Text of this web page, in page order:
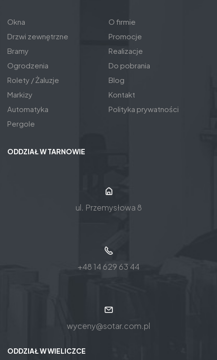
Okna
Drzwi zewnętrzne
Bramy
Ogrodzenia
Rolety / Żaluzje
Markizy
Automatyka
Pergole
O firmie
Promocje
Realizacje
Do pobrania
Blog
Kontakt
Polityka prywatności
ODDZIAŁ W TARNOWIE
ul. Przemysłowa 8
+48 14 629 63 44
wyceny@sotar.com.pl
ODDZIAŁ W WIELICZCE